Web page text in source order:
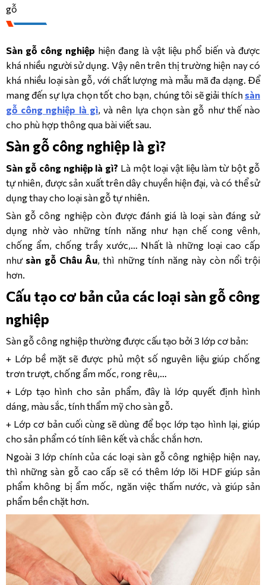
Kronopol
Aqua
Zero
Infinity
–
10mm/AC5
Kronopol
Aqua
Fiori
–
10mm/AC6
Kronopol
Aqua
Louvre
-
12mm/AC5
Kronopol
–
12mm/AC5
SẢN PHẨM
gỗ
Sàn gỗ công nghiệp hiện đang là vật liệu phổ biến và được
khá nhiều người sử dụng. Vậy nên trên thị trường hiện nay có
khá nhiều loại sàn gỗ, với chất lượng mà mẫu mã đa dạng. Để
mang đến sự lựa chọn tốt cho bạn, chúng tôi sẽ giải thích sàn
gỗ công nghiệp là gì, và nên lựa chọn sàn gỗ như thế nào
cho phù hợp thông qua bài viết sau.
Sàn gỗ công nghiệp là gì?
Sàn gỗ công nghiệp là gì? Là một loại vật liệu làm từ bột gỗ
tự nhiên, được sản xuất trên dây chuyền hiện đại, và có thể sử
dụng thay cho loại sàn gỗ tự nhiên.
Sàn gỗ công nghiệp còn được đánh giá là loại sàn đáng sử
dụng nhờ vào những tính năng như hạn chế cong vênh,
chống ẩm, chống trầy xước,… Nhất là những loại cao cấp
như sàn gỗ Châu Âu, thì những tính năng này còn nổi trội
hơn.
Cấu tạo cơ bản của các loại sàn gỗ công
nghiệp
Sàn gỗ công nghiệp thường được cấu tạo bởi 3 lớp cơ bản:
+ Lớp bề mặt sẽ được phủ một số nguyên liệu giúp chống
trơn trượt, chống ẩm mốc, rong rêu,…
+ Lớp tạo hình cho sản phẩm, đây là lớp quyết định hình
dáng, màu sắc, tính thẩm mỹ cho sàn gỗ.
+ Lớp cơ bản cuối cùng sẽ dùng để bọc lớp tạo hình lại, giúp
cho sản phẩm có tính liên kết và chắc chắn hơn.
Ngoài 3 lớp chính của các loại sàn gỗ công nghiệp hiện nay,
thì những sàn gỗ cao cấp sẽ có thêm lớp lõi HDF giúp sản
phẩm không bị ẩm mốc, ngăn việc thấm nước, và giúp sản
phẩm bền chặt hơn.